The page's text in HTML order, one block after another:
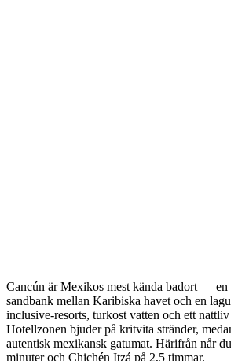
Cancún är Mexikos mest kända badort —
sandbank mellan Karibiska havet och en
inclusive-resorts, turkost vatten och ett
Hotellzonen bjuder på kritvita stränder,
autentisk mexikansk gatumat. Härifrån når
minuter och Chichén Itzá på 2,5 timmar.